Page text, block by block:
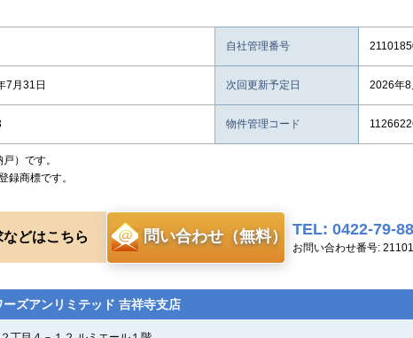
自社管理番号
7月31日 次回更新予定日 2026年
物件管理コード
）です。
録商標です。
どはこちら 問い合わせ（無料） TEL: 0422-79-
お問い合わせ番号:
ズアンリミテッド 吉祥寺支店